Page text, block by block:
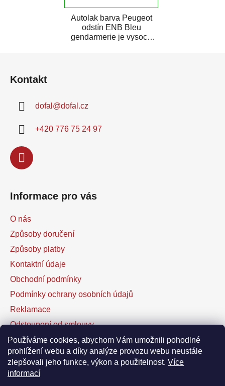
Používáme cookies, abychom Vám umožnili pohodlné
prohlížení webu a díky analýze provozu webu neustále
zlepšovali jeho funkce, výkon a použitelnost. Více
informací
Autolak barva Peugeot
odstín ENB Bleu
gendarmerie je vysoce
Kontakt
dofal @dofal.cz
+420 776 75 24 97
Informace pro vás
O nás
Způsoby doručení
Způsoby platby
Kontaktní údaje
Obchodní podmínky
Podmínky ochrany osobních údajů
Reklamace
Odstoupení od smlouvy
Kontaktní formulář
Facebook